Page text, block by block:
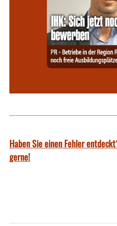
Haben Sie einen Fehler
gerne!